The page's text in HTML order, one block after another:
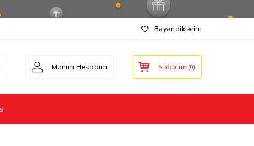
Bəyəndiklərim
Mənim Hesabım Səbətim (0)